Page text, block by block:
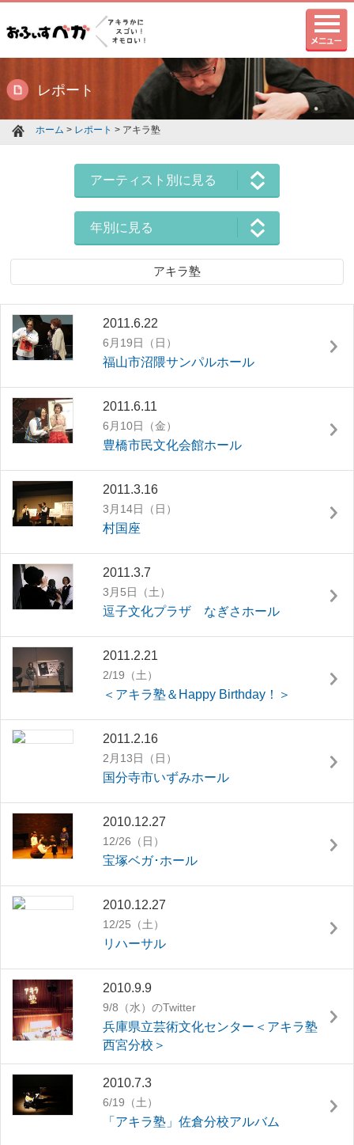
レポート
ホーム > レポート > アキラ塾
アーティスト別に見る
年別に見る
アキラ塾
2011.6.22
6月19日（日）
福山市沼隈サンパルホール
2011.6.11
6月10日（金）
豊橋市民文化会館ホール
2011.3.16
3月14日（日）
村国座
2011.3.7
3月5日（土）
逗子文化プラザ なぎさホール
2011.2.21
2/19（土）
＜アキラ塾＆Happy Birthday！＞
2011.2.16
2月13日（日）
国分寺市いずみホール
2010.12.27
12/26（日）
宝塚ベガ･ホール
2010.12.27
12/25（土）
リハーサル
2010.9.9
9/8（水）のTwitter
兵庫県立芸術文化センター＜アキラ塾
西宮分校＞
2010.7.3
6/19（土）
「アキラ塾」佐倉分校アルバム